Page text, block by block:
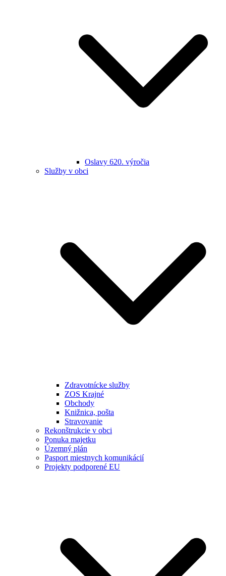
Oslavy 620. výročia
Služby v obci
Zdravotnícke služby
ZOS Krajné
Obchody
Knižnica, pošta
Stravovanie
Rekonštrukcie v obci
Ponuka majetku
Územný plán
Pasport miestnych komunikácií
Projekty podporené EU